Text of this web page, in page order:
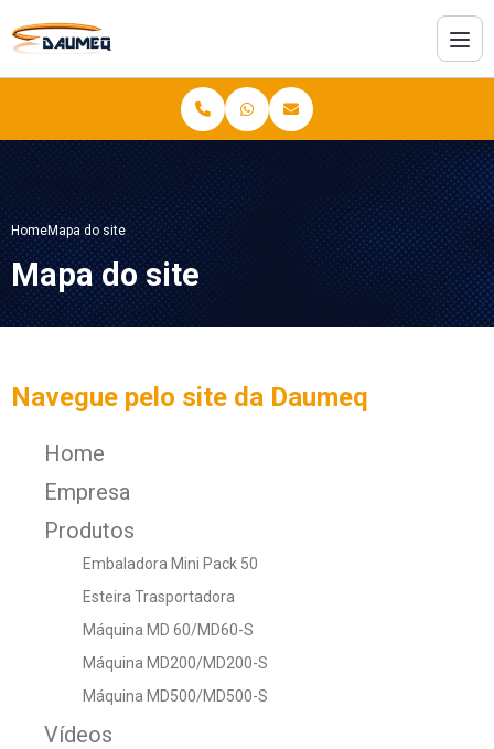
HomeMapa do site
Mapa do site
Navegue pelo site da Daumeq
Home
Empresa
Produtos
Embaladora Mini Pack 50
Esteira Trasportadora
Máquina MD 60/MD60-S
Máquina MD200/MD200-S
Máquina MD500/MD500-S
Vídeos